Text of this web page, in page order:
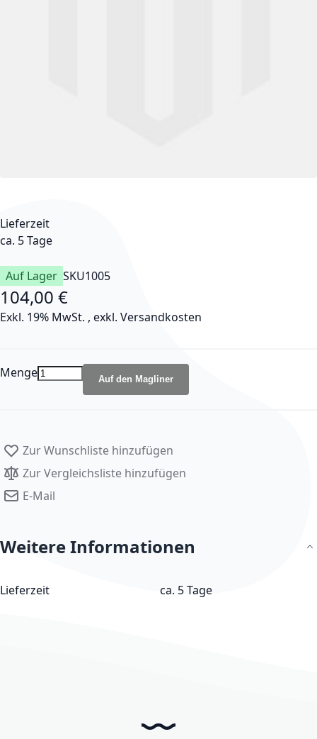
Lieferzeit
ca. 5 Tage
Auf Lager SKU1005
104,00 €
Exkl. 19% MwSt. , exkl. Versandkosten
Menge Auf den Magliner
Zur Wunschliste hinzufügen
Zur Vergleichsliste hinzufügen
E-Mail
Weitere Informationen
Lieferzeit ca. 5 Tage